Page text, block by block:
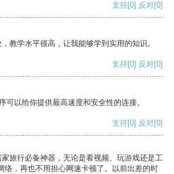
支持[0] 反对[0]
教学水平很高，让我能够学到实用的知识。
支持[0] 反对[0]
可以给你提供最高速度和安全性的连接。
支持[0] 反对[0]
旅行必备神器，无论是看视频、玩游戏还是工
络，再也不用担心网速卡顿了。以前出差的时